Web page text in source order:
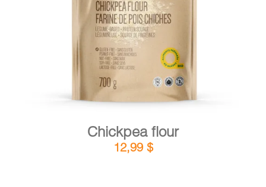
ADD TO CART / DETAILS
Chickpea flour
12,99 $